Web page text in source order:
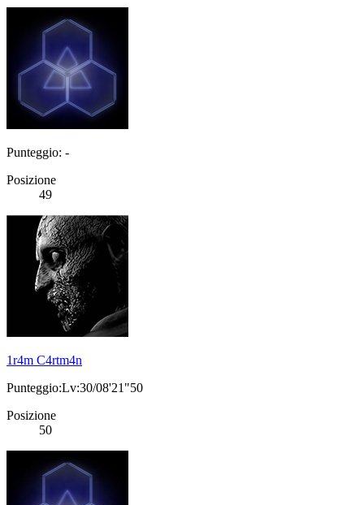
Punteggio: -
Posizione
49
1r4m C4rtm4n
Punteggio:Lv:30/08'21"50
Posizione
50